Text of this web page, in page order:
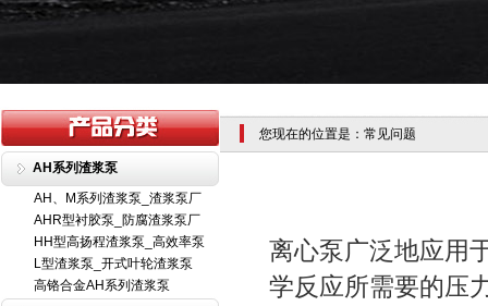
AH系列渣浆泵
AH、M系列渣浆泵_渣浆泵厂
AHR型衬胶泵_防腐渣浆泵厂
HH型高扬程渣浆泵_高效率泵
L型渣浆泵_开式叶轮渣浆泵
高铬合金AH系列渣浆泵
您现在的位置是：常见问题
离心泵广泛地应用
学反应所需要的压